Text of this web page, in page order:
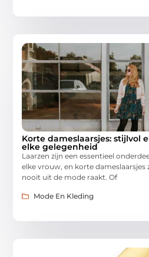
Korte dameslaarsjes: stijlvol
elke gelegenheid
Laarzen zijn een essentieel
elke vrouw, en korte dameslaarsjes
nooit uit de mode raakt. Of
Mode En Kleding